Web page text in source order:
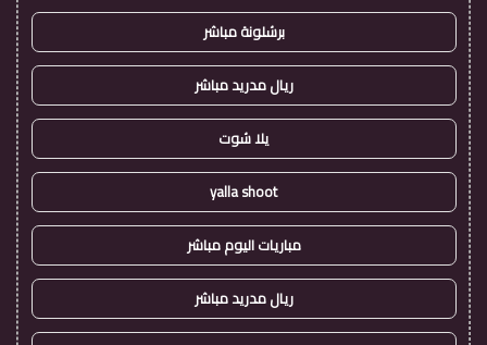
برشلونة مباشر
ريال مدريد مباشر
يلا شوت
yalla shoot
مباريات اليوم مباشر
ريال مدريد مباشر